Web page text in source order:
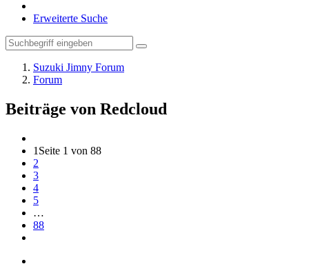
Erweiterte Suche
Suzuki Jimny Forum
Forum
Beiträge von Redcloud
1 Seite 1 von 88
2
3
4
5
…
88